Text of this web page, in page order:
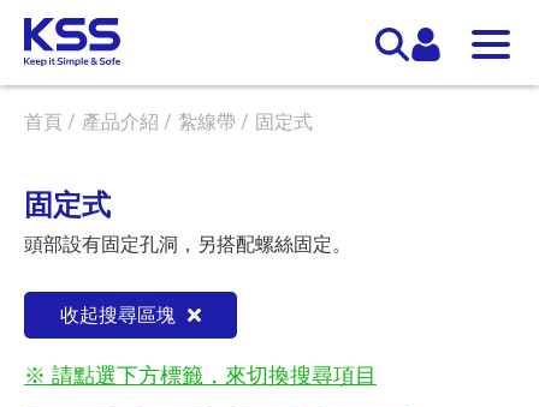
首頁 產品介紹 紮線帶 固定式
固定式
頭部設有固定孔洞，另搭配螺絲固定。
收起搜尋區塊
※ 請點選下方標籤，來切換搜尋項目